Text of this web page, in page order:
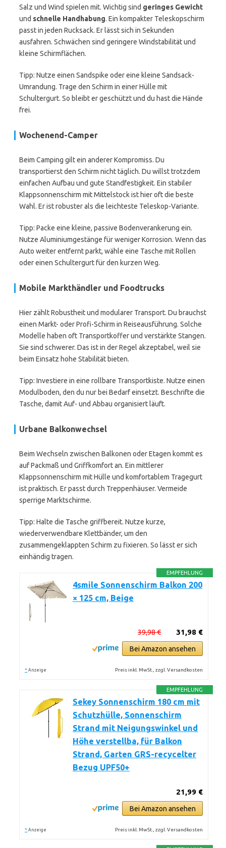
Salz und Wind spielen mit. Wichtig sind geringes Gewicht
und schnelle Handhabung. Ein kompakter Teleskopschirm
passt in jeden Rucksack. Er lässt sich in Sekunden
ausfahren. Schwächen sind geringere Windstabilität und
kleine Schirmflächen.
Tipp: Nutze einen Sandspike oder eine kleine Sandsack-
Umrandung. Trage den Schirm in einer Hülle mit
Schultergurt. So bleibt er geschützt und du hast die Hände
frei.
Wochenend-Camper
Beim Camping gilt ein anderer Kompromiss. Du
transportierst den Schirm nicht täglich. Du willst trotzdem
einfachen Aufbau und gute Standfestigkeit. Ein stabiler
Klappsonnenschirm mit Mittelstock ist hier oft die beste
Wahl. Er ist robuster als die leichteste Teleskop-Variante.
Tipp: Packe eine kleine, passive Bodenverankerung ein.
Nutze Aluminiumgestänge für weniger Korrosion. Wenn das
Auto weiter entfernt parkt, wähle eine Tasche mit Rollen
oder einen Schultergurt für den kurzen Weg.
Mobile Markthändler und Foodtrucks
Hier zählt Robustheit und modularer Transport. Du brauchst
einen Markt- oder Profi-Schirm in Reiseausführung. Solche
Modelle haben oft Transportkoffer und verstärkte Stangen.
Sie sind schwerer. Das ist in der Regel akzeptabel, weil sie
beim Einsatz hohe Stabilität bieten.
Tipp: Investiere in eine rollbare Transportkiste. Nutze einen
Modulboden, den du nur bei Bedarf einsetzt. Beschrifte die
Tasche, damit Auf- und Abbau organisiert läuft.
Urbane Balkonwechsel
Beim Wechseln zwischen Balkonen oder Etagen kommt es
auf Packmaß und Griffkomfort an. Ein mittlerer
Klappsonnenschirm mit Hülle und komfortablem Tragegurt
ist praktisch. Er passt durch Treppenhäuser. Vermeide
sperrige Marktschirme.
Tipp: Halte die Tasche griffbereit. Nutze kurze,
wiederverwendbare Klettbänder, um den
zusammengeklappten Schirm zu fixieren. So lässt er sich
einhändig tragen.
EMPFEHLUNG
4smile Sonnenschirm Balkon 200
× 125 cm, Beige
31,98 €
39,98 €
Bei Amazon ansehen
* Anzeige Preis inkl. MwSt., zzgl. Versandkosten
EMPFEHLUNG
Sekey Sonnenschirm 180 cm mit
Schutzhülle, Sonnenschirm
Strand mit Neigungswinkel und
Höhe verstellba, für Balkon
Strand, Garten GRS-recycelter
Bezug UPF50+
21,99 €
Bei Amazon ansehen
* Anzeige Preis inkl. MwSt., zzgl. Versandkosten